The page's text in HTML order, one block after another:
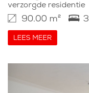
verzorgde residentie
90.00 m² 3
LEES MEER